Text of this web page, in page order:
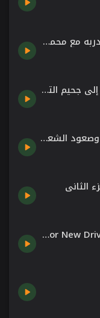
بودكاست فنجان: إهداء يدل دربه مع محمد الموسى
عشرة أخطاء قد تقود طفلك إلى جحيم التحرش والاستغلال الجنسي.
مخاوف العصر: انفجار الهويّة وصعود الشعبوية وانحسار التدين | بودكاست فنجان
الثاني
نصائح للسائقين الجدد | Tips For New Drivers